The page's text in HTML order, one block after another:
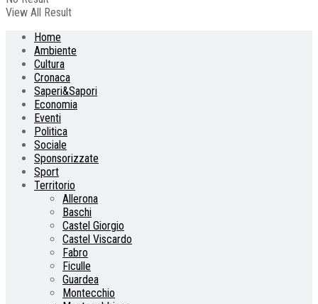
View All Result
Home
Ambiente
Cultura
Cronaca
Saperi&Sapori
Economia
Eventi
Politica
Sociale
Sponsorizzate
Sport
Territorio
Allerona
Baschi
Castel Giorgio
Castel Viscardo
Fabro
Ficulle
Guardea
Montecchio